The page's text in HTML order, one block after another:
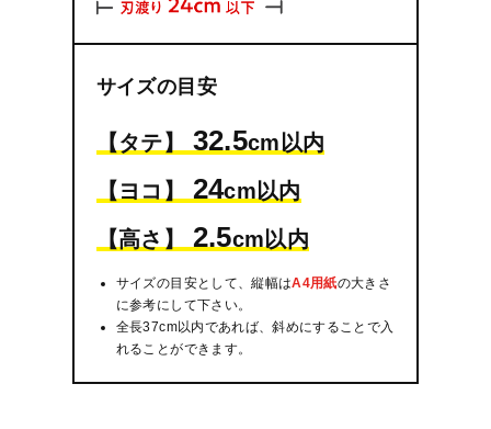
サイズの目安
【タテ】 32.5cm以内
【ヨコ】 24cm以内
【高さ】 2.5cm以内
サイズの目安として、縦幅はA4用紙の大きさ
に参考にして下さい。
全長37cm以内であれば、斜めにすることで入
れることができます。